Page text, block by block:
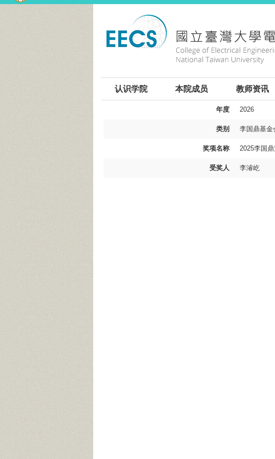
认识学院 本院成员 教师资讯
年度 2026
类别 李国鼎基金
奖项名称 2025李国
受奖人 李濬屹